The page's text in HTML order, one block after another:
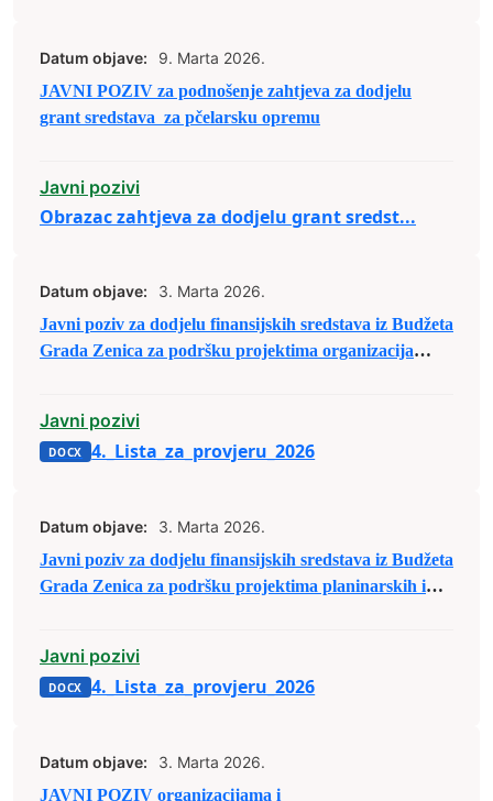
Datum objave:
9. Marta 2026.
JAVNI POZIV za podnošenje zahtjeva za dodjelu
grant sredstava za pčelarsku opremu
Javni pozivi
Obrazac zahtjeva za dodjelu grant sredst...
Datum objave:
3. Marta 2026.
Javni poziv za dodjelu finansijskih sredstava iz Budžeta
Grada Zenica za podršku projektima organizacija
Javni pozivi
4._Lista_za_provjeru_2026
Datum objave:
3. Marta 2026.
Javni poziv za dodjelu finansijskih sredstava iz Budžeta
Grada Zenica za podršku projektima planinarskih i
Javni pozivi
4._Lista_za_provjeru_2026
Datum objave:
3. Marta 2026.
JAVNI POZIV organizacijama i